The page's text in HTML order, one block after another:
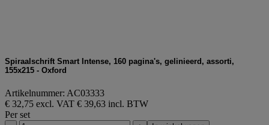
Spiraalschrift Smart Intense, 160 pagina's, gelinieerd, assorti,
155x215 - Oxford
Artikelnummer: AC03333
€ 32,75 excl. VAT € 39,63 incl. BTW
Per set